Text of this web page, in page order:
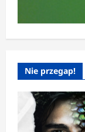
Nie przegap!